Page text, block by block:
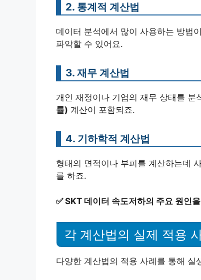
2. 통계적 계산법
데이터 분석에서 많이 사용하는 방법
파악할 수 있어요.
3. 재무 계산법
개인 재정이나 기업의 재무 상태를 분
률) 계산이 포함되죠.
4. 기하학적 계산법
형태의 면적이나 부피를 계산하는데
를 하죠.
✅SKT 데이터 속도저하의 주요 원인
각 계산법의 실제 적용
다양한 계산법의 적용 사례를 통해 실